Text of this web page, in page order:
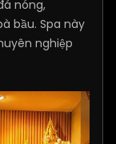
nóng,
bầu. Spa này
nghiệp